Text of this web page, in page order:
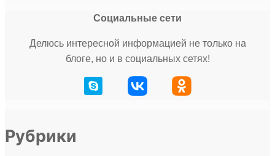
Социальные сети
Делюсь интересной информацией не только на
блоге, но и в социальных сетях!
Рубрики